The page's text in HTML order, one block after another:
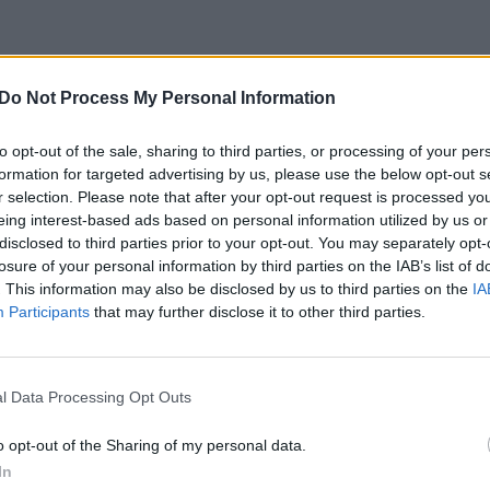
Do Not Process My Personal Information
opt-out of the sale, sharing to third parties, or processing of your
for targeted advertising by us, please use the below opt-out
selection. Please note that after your opt-out request is processed
interest-based ads based on personal information utilized by us
to third parties prior to your opt-out. You may separately
of your personal information by third parties on the IAB’s list of
This information may also be disclosed by us to third parties on the
Participants that may further disclose it to other third parties.
Data Processing Opt Outs
opt-out of the Sharing of my personal data.
kasdien naudojasi daugybė žmonių,
būdų pasipelnyti ieškantys sukčiai.
atakuoja siuntų sektorių – mūsų
ar elektroninius laiškus, kuriuose,
vardu, prašoma atnaujinti duomenis
mokėjimo kortelės ar kitą
Mickus.